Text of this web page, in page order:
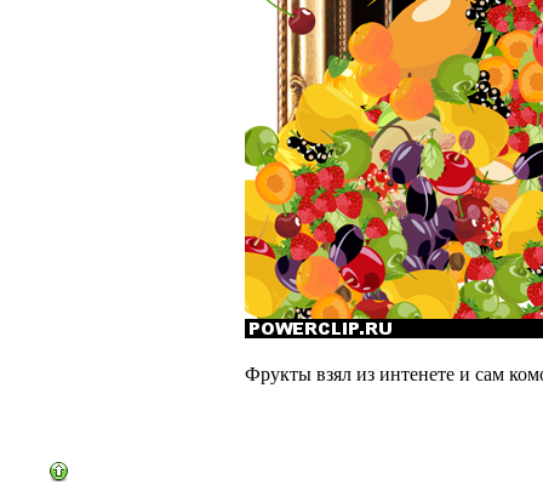
Фрукты взял из интенете и сам